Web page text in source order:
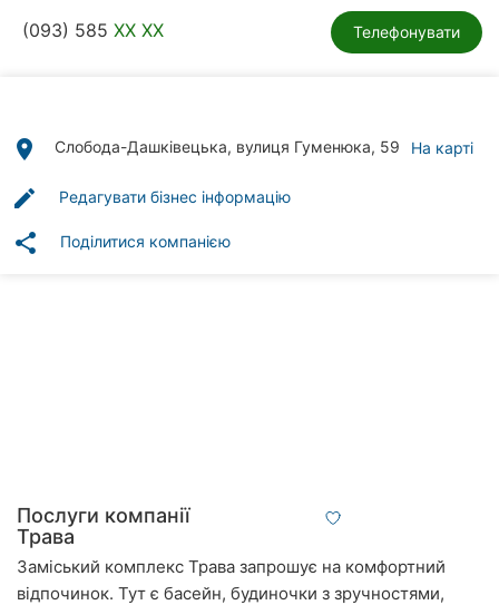
клініки
рубрики
Хмельницький
Рівне
(093) 585 XX XX Телефонувати
place Слобода-Дашківецька, вулиця Гуменюка, 59 На карті
edit Редагувати бізнес інформацію
share Поділитися компанією
Послуги компанії
Трава
Заміський комплекс Трава запрошує на комфортний
відпочинок. Тут є басейн, будиночки з зручностями,